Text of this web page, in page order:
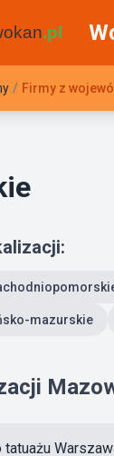
/ Firmy z
mazurskie